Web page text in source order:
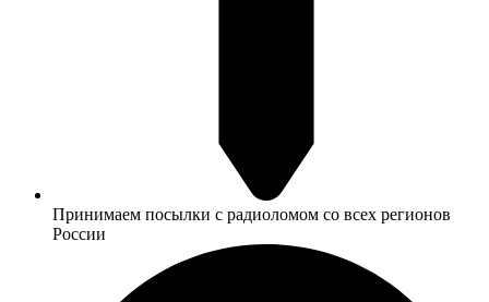
Принимаем посылки с радиоломом со всех регионов
России